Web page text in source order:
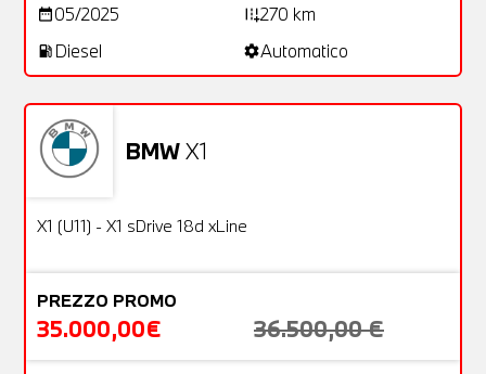
date_range05/2025 add_road270 km
local_gas_station Diesel settingsAutomatico
BMWX1
OFFERTA
Usato
X1 (U11) - X1 sDrive 18d xLine
PREZZO PROMO
35.000,00€ 36.500,00 €